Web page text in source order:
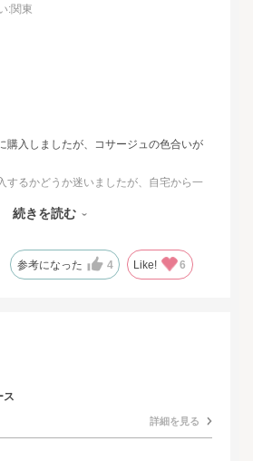
:関東
購入しましたが、コサージュの色合いが
するかどうか迷いましたが、自宅から一
真数が多くじっくりと検討することがで
届くのでとても便利だと思いました。
続きを読む
参考になった 4 Like! 6
ス
詳細を見る